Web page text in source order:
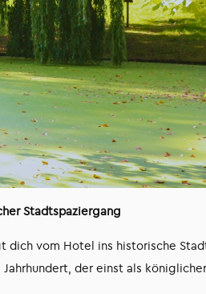
Stadtspaziergang
vom Hotel ins historische
Jahrhundert, der einst als